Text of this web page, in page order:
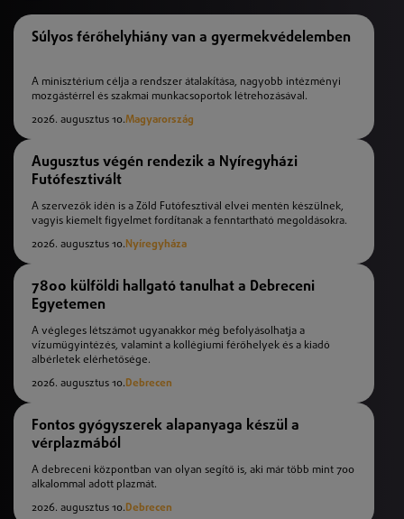
Súlyos férőhelyhiány van a gyermekvédelemben
A minisztérium célja a rendszer átalakítása, nagyobb intézményi
mozgástérrel és szakmai munkacsoportok létrehozásával.
2026. augusztus 10.Magyarország
Augusztus végén rendezik a Nyíregyházi
Futófesztivált
A szervezők idén is a Zöld Futófesztivál elvei mentén készülnek,
vagyis kiemelt figyelmet fordítanak a fenntartható megoldásokra.
2026. augusztus 10. Nyíregyháza
7800 külföldi hallgató tanulhat a Debreceni
Egyetemen
A végleges létszámot ugyanakkor még befolyásolhatja a
vízumügyintézés, valamint a kollégiumi férőhelyek és a kiadó
albérletek elérhetősége.
2026. augusztus 10.Debrecen
Fontos gyógyszerek alapanyaga készül a
vérplazmából
A debreceni központban van olyan segítő is, aki már több mint 700
alkalommal adott plazmát.
2026. augusztus 10.Debrecen